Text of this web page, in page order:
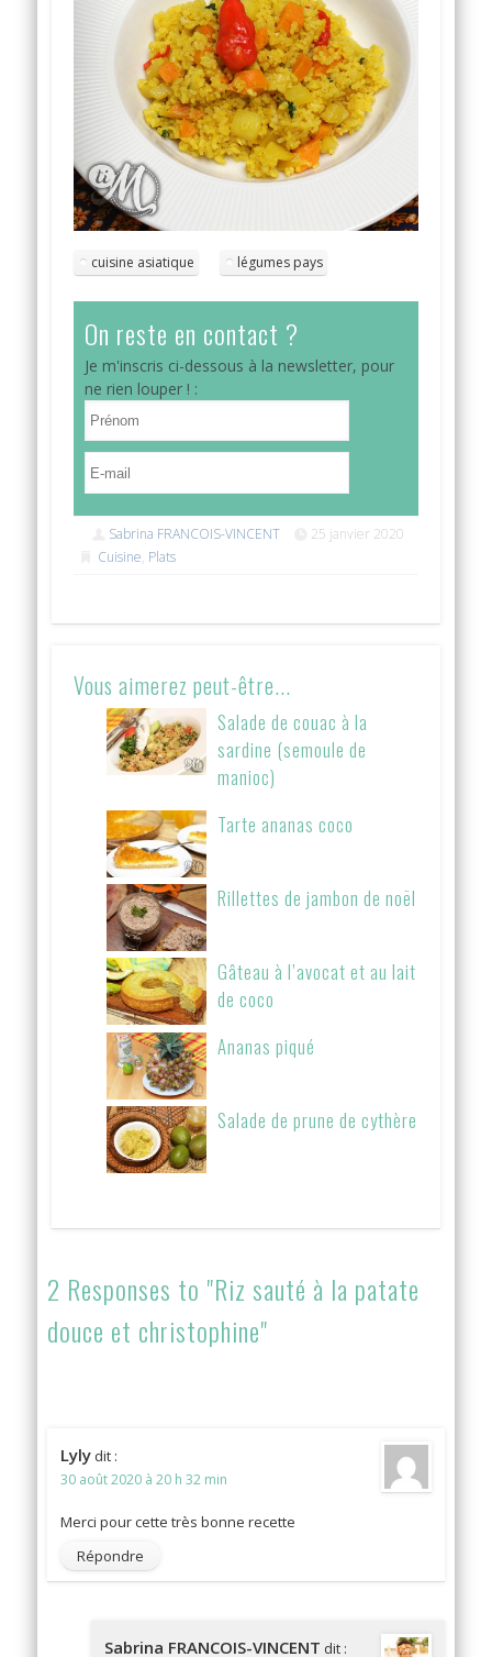
cuisine asiatique légumes pays
On reste en contact ?
Je m'inscris ci-dessous à la newsletter, pour
ne rien louper ! :
Sabrina FRANCOIS-VINCENT
25 janvier 2020
Cuisine, Plats
Vous aimerez peut-être...
Salade de couac à la
sardine (semoule de
manioc)
Tarte ananas coco
Rillettes de jambon de noël
Gâteau à l’avocat et au lait
de coco
Ananas piqué
Salade de prune de cythère
2 Responses to "Riz sauté à la patate
douce et christophine"
Lyly dit :
30 août 2020 à 20 h 32 min
Merci pour cette très bonne recette
Répondre
Sabrina FRANCOIS-VINCENT dit :